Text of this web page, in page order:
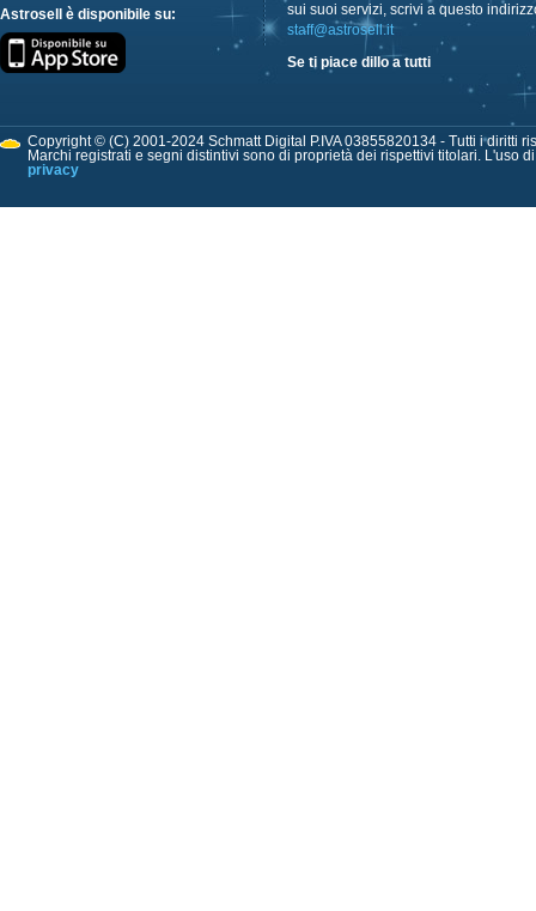
Astrosell è disponibile su:
sui suoi servizi, scrivi a questo
staff@astrosell.it
Se ti piace dillo a tutti
Copyright © (C) 2001-2024 Schmatt Digital P.IVA 03855820134 - Tutti i diritti
Marchi registrati e segni distintivi sono di proprietà dei rispettivi titolari. L'uso
privacy